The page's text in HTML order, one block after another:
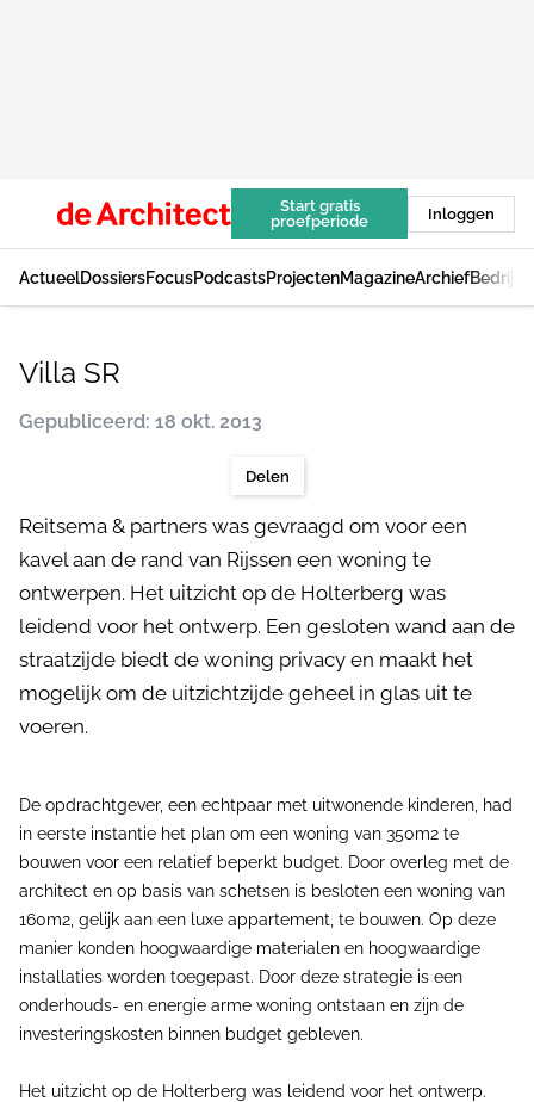
Start gratis
proefperiode
Inloggen
ActueelDossiersFocusPodcastsProjectenMagazineArchief
Villa SR
Gepubliceerd: 18 okt. 2013
Delen
Reitsema & partners was gevraagd om voor een
kavel aan de rand van Rijssen een woning te
ontwerpen. Het uitzicht op de Holterberg was
leidend voor het ontwerp. Een gesloten wand aan de
straatzijde biedt de woning privacy en maakt het
mogelijk om de uitzichtzijde geheel in glas uit te
voeren.
De opdrachtgever, een echtpaar met uitwonende kinderen, had
in eerste instantie het plan om een woning van 350m2 te
bouwen voor een relatief beperkt budget. Door overleg met de
architect en op basis van schetsen is besloten een woning van
160m2, gelijk aan een luxe appartement, te bouwen. Op deze
manier konden hoogwaardige materialen en hoogwaardige
installaties worden toegepast. Door deze strategie is een
onderhouds- en energie arme woning ontstaan en zijn de
investeringskosten binnen budget gebleven.
Het uitzicht op de Holterberg was leidend voor het ontwerp.